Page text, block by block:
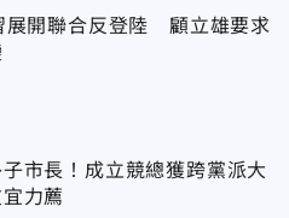
展開聯合反登陸 顧立雄要求
市長！成立競總獲跨黨派大
力薦